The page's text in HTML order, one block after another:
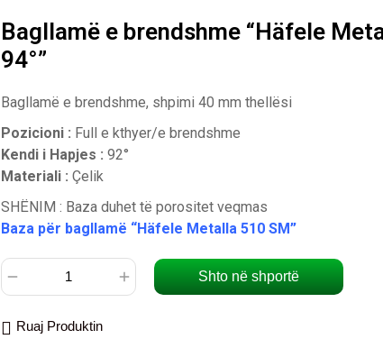
Bagllamë e brendshme “Häfele
94°”
Bagllamë e brendshme, shpimi 40 mm thellësi
Pozicioni : Full e kthyer/e brendshme
Kendi i Hapjes : 92°
Materiali : Çelik
SHËNIM : Baza duhet të porositet veqmas
Baza për bagllamë “Häfele Metalla 510 SM”
Shto në shportë
Ruaj Produktin